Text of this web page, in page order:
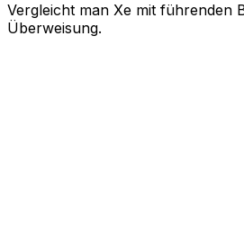
Vergleicht man Xe mit führenden
Überweisung.